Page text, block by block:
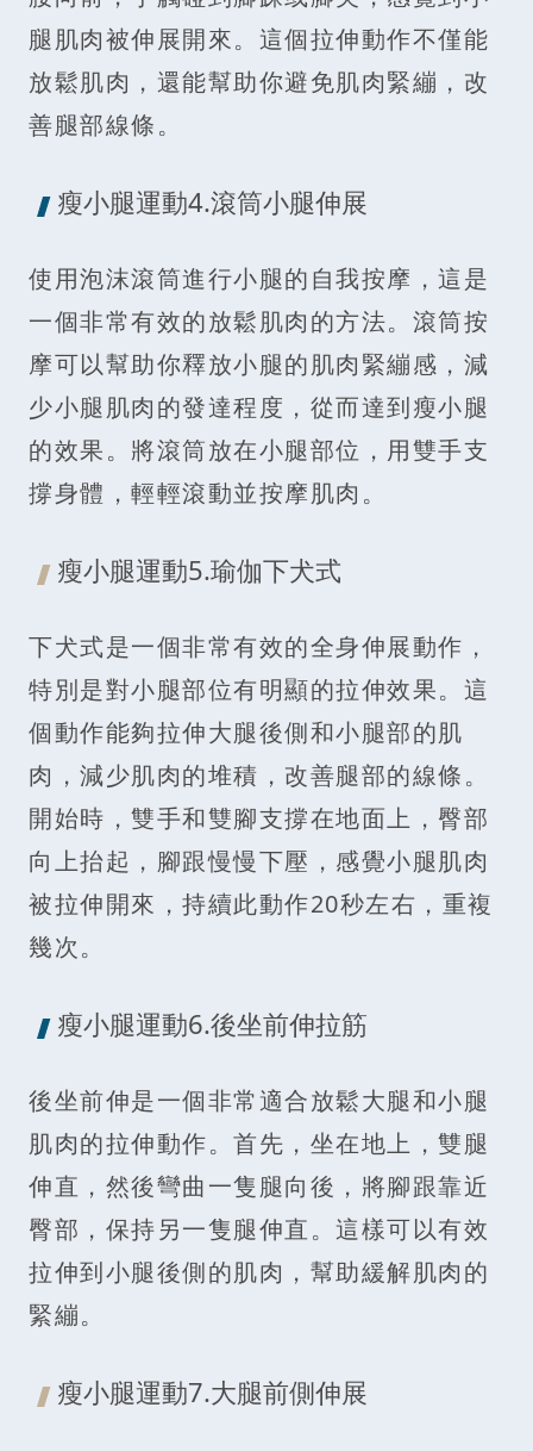
腿肌肉被伸展開來。這個拉伸動作不僅能
放鬆肌肉，還能幫助你避免肌肉緊繃，改
善腿部線條。
瘦小腿運動4.滾筒小腿伸展
使用泡沫滾筒進行小腿的自我按摩，這是
一個非常有效的放鬆肌肉的方法。滾筒按
摩可以幫助你釋放小腿的肌肉緊繃感，減
少小腿肌肉的發達程度，從而達到瘦小腿
的效果。將滾筒放在小腿部位，用雙手支
撐身體，輕輕滾動並按摩肌肉。
瘦小腿運動5.瑜伽下犬式
下犬式是一個非常有效的全身伸展動作，
特別是對小腿部位有明顯的拉伸效果。這
個動作能夠拉伸大腿後側和小腿部的肌
肉，減少肌肉的堆積，改善腿部的線條。
開始時，雙手和雙腳支撐在地面上，臀部
向上抬起，腳跟慢慢下壓，感覺小腿肌肉
被拉伸開來，持續此動作20秒左右，重複
幾次。
瘦小腿運動6.後坐前伸拉筋
後坐前伸是一個非常適合放鬆大腿和小腿
肌肉的拉伸動作。首先，坐在地上，雙腿
伸直，然後彎曲一隻腿向後，將腳跟靠近
臀部，保持另一隻腿伸直。這樣可以有效
拉伸到小腿後側的肌肉，幫助緩解肌肉的
緊繃。
瘦小腿運動7.大腿前側伸展